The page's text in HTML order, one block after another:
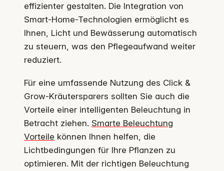
effizienter gestalten. Die Integration von
Smart-Home-Technologien ermöglicht es
Ihnen, Licht und Bewässerung automatisch
zu steuern, was den Pflegeaufwand weiter
reduziert.
Für eine umfassende Nutzung des Click &
Grow-Kräutersparers sollten Sie auch die
Vorteile einer intelligenten Beleuchtung in
Betracht ziehen. Smarte Beleuchtung
Vorteile können Ihnen helfen, die
Lichtbedingungen für Ihre Pflanzen zu
optimieren. Mit der richtigen Beleuchtung